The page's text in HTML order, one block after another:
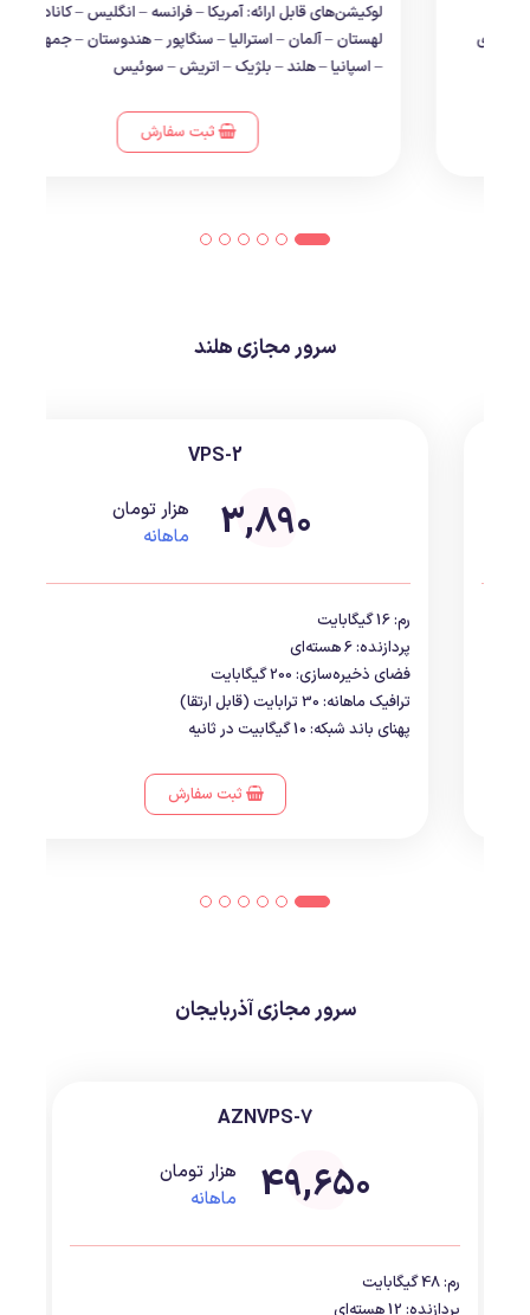
لوکیشن‌های قابل ارائه: آمریکا – فرانسه – انگلیس – کانادا
-لهستان – آلمان – استرالیا – سنگاپور – هندوستان – جمهوری
چک – اسپانیا – هلند – بلژیک – اتریش – سوئیس
ثبت سفارش
سرور مجازی هلند
VPS-1
1,730
هزار تومان
ماهانه
پردازنده: 4 هسته‌ای
فضای ذخیره‌سازی: 100 گیگابایت
ترافیک ماهانه: 30 ترابایت (قابل ارتقا)
پهنای باند شبکه: 10 گیگابیت در ثانیه
ثبت سفارش
سرور مجازی آذربایجان
AZNVPS-7
49,650
هزار تومان
ماهانه
رم: 48 گیگابایت
پردازنده: 12 هسته‌ای